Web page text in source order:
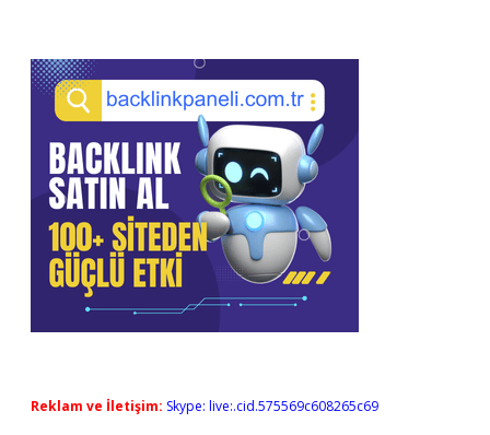
Reklam ve İletişim: Skype: live:.cid.575569c608265c69